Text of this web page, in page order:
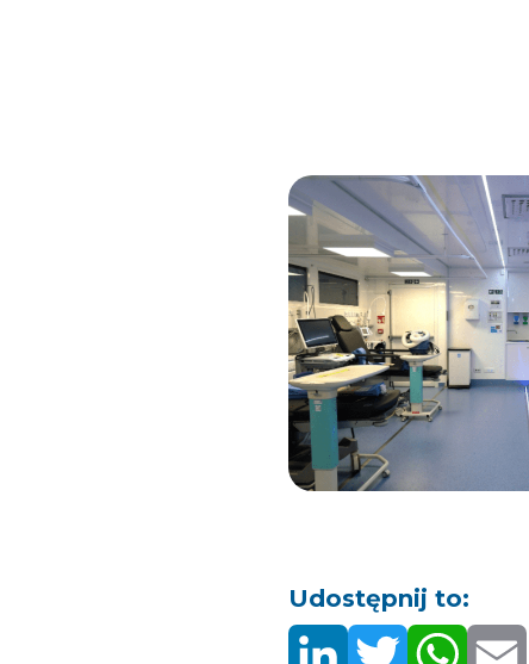
Udostępnij to: